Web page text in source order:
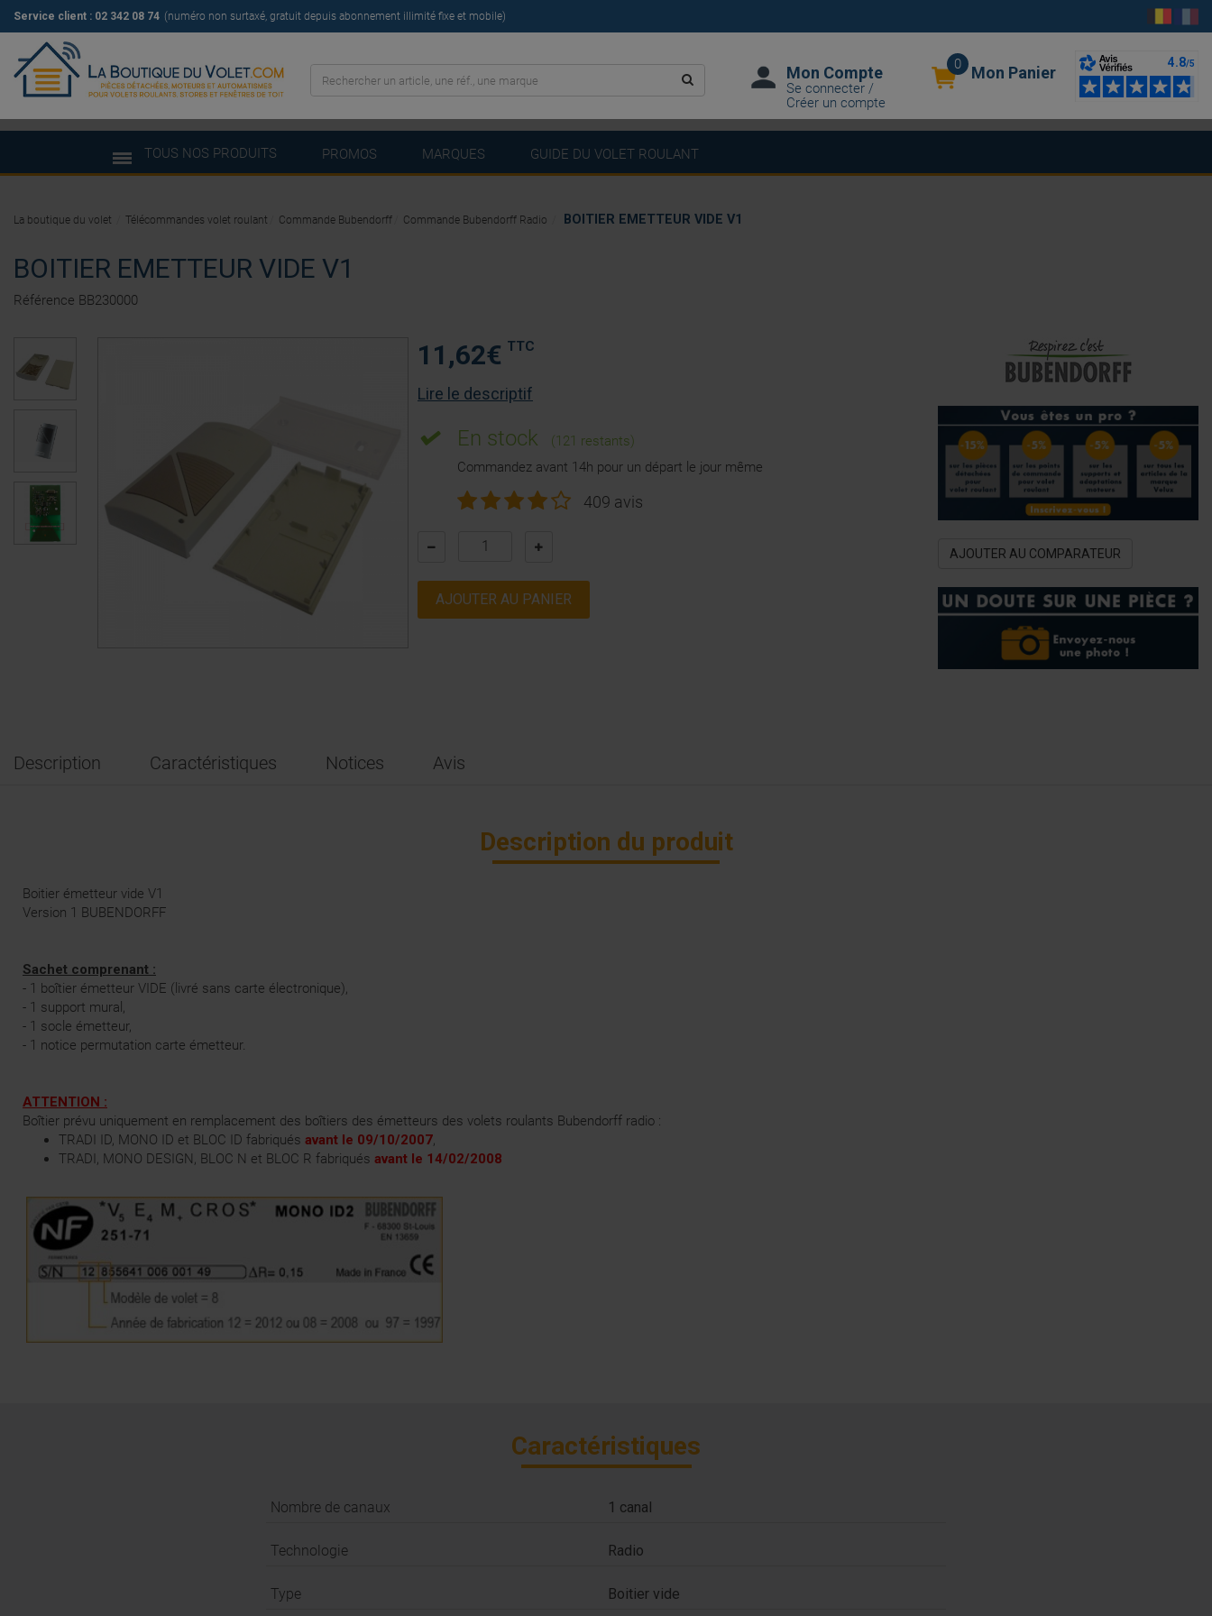
Service client : 02 342 08 74 (numéro non surtaxé, gratuit depuis abonnement illimité fixe et mobile)
Mon Compte
Se connecter /
Créer un compte
0 Mon Panier
TOUS NOS PRODUITS PROMOS MARQUES GUIDE DU VOLET ROULANT
BOITIER EMETTEUR VIDE V1
Référence BB230000
11,62€ TTC
Lire le descriptif
En stock
(121 restants)
Commandez avant 14h pour un départ le jour même
409 avis
AJOUTER AU PANIER
AJOUTER AU COMPARATEUR
Description Caractéristiques Notices Avis
Description du produit
Boitier émetteur vide V1
Version 1 BUBENDORFF
Sachet comprenant :
- 1 boîtier émetteur VIDE (livré sans carte électronique),
- 1 support mural,
- 1 socle émetteur,
- 1 notice permutation carte émetteur.
ATTENTION :
Boîtier prévu uniquement en remplacement des boîtiers des émetteurs des volets roulants Bubendorff radio :
TRADI ID, MONO ID et BLOC ID fabriqués avant le 09/10/2007
TRADI, MONO DESIGN, BLOC N et BLOC R fabriqués avant le 14/02/2008
Caractéristiques
Nombre de canaux 1 canal
Technologie Radio
Type Boitier vide
La boutique du volet Télécommandes volet roulant Commande Bubendorff Commande Bubendorff Radio BOITIER EMETTEUR VIDE V1